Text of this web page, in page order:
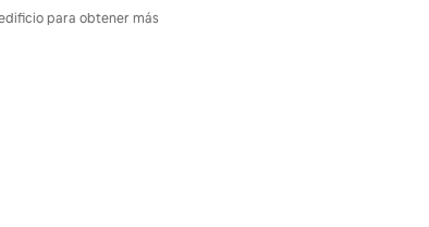
para obtener más